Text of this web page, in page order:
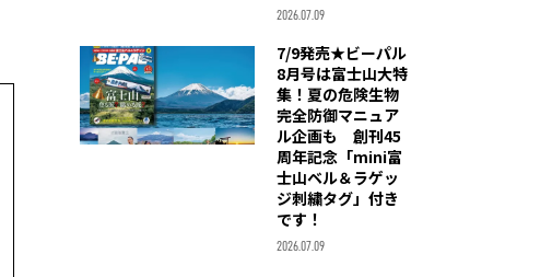
2026.07.09
7/9発売★ビーパル
8月号は富士山大特
集！夏の危険生物
完全防御マニュア
ル企画も 創刊45
周年記念「mini富
士山ベル＆ラゲッ
ジ刺繍タグ」付き
です！
2026.07.09